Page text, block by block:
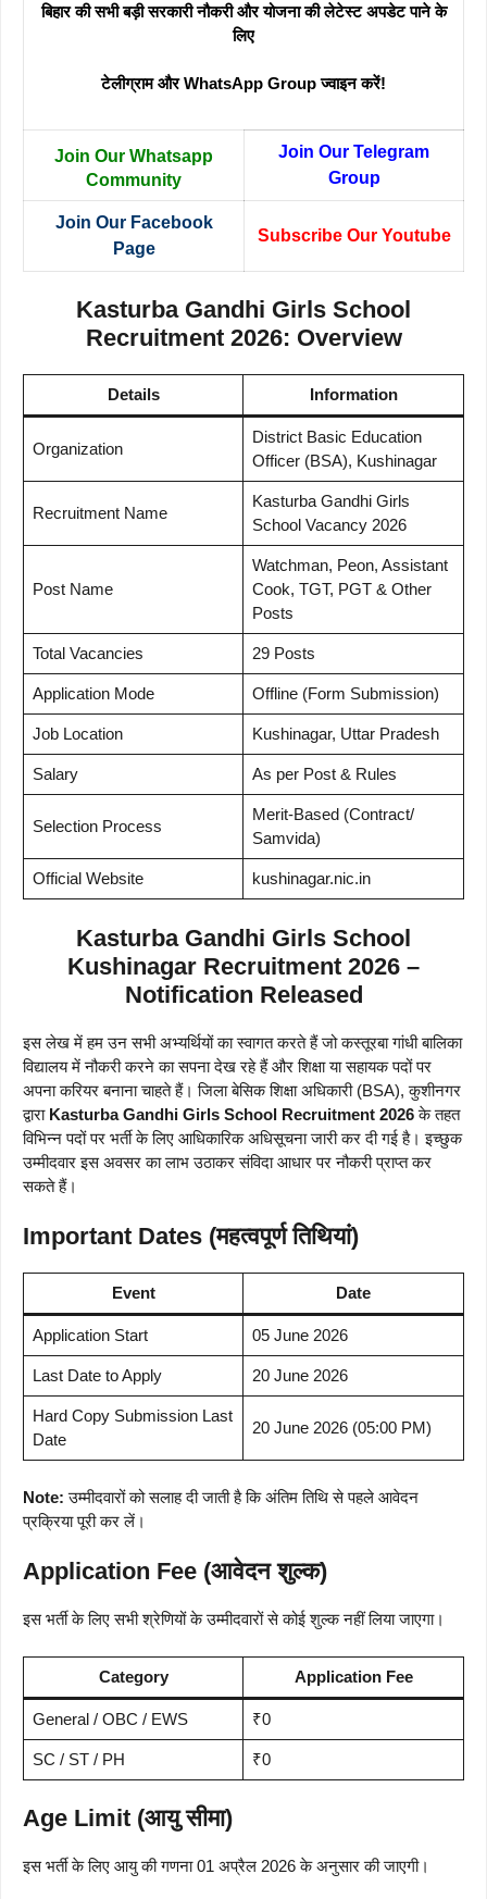
बिहार की सभी बड़ी सरकारी नौकरी और योजना की लेटेस्ट अपडेट पाने के
लिए
टेलीग्राम और WhatsApp Group ज्वाइन करें!
Join Our Whatsapp
Community
Join Our Telegram
Group
Join Our Facebook
Page
Subscribe Our Youtube
Kasturba Gandhi Girls School
Recruitment 2026: Overview
Details Information
Organization
District Basic Education
Officer (BSA), Kushinagar
Recruitment Name
Kasturba Gandhi Girls
School Vacancy 2026
Post Name
Watchman, Peon, Assistant
Cook, TGT, PGT & Other
Posts
Total Vacancies 29 Posts
Application Mode Offline (Form Submission)
Job Location Kushinagar, Uttar Pradesh
Salary As per Post & Rules
Selection Process
Merit-Based (Contract/
Samvida)
Official Website kushinagar.nic.in
Kasturba Gandhi Girls School
Kushinagar Recruitment 2026 –
Notification Released
इस लेख में हम उन सभी अभ्यर्थियों का स्वागत करते हैं जो कस्तूरबा गांधी बालिका
विद्यालय में नौकरी करने का सपना देख रहे हैं और शिक्षा या सहायक पदों पर
अपना करियर बनाना चाहते हैं। जिला बेसिक शिक्षा अधिकारी (BSA), कुशीनगर
द्वारा Kasturba Gandhi Girls School Recruitment 2026के तहत
विभिन्न पदों पर भर्ती के लिए आधिकारिक अधिसूचना जारी कर दी गई है। इच्छुक
उम्मीदवार इस अवसर का लाभ उठाकर संविदा आधार पर नौकरी प्राप्त कर
सकते हैं।
Important Dates (महत्वपूर्ण तिथियां)
Event Date
Application Start 05 June 2026
Last Date to Apply 20 June 2026
Hard Copy Submission Last
Date
20 June 2026 (05:00 PM)
Note: उम्मीदवारों को सलाह दी जाती है कि अंतिम तिथि से पहले आवेदन
प्रक्रिया पूरी कर लें।
Application Fee (आवेदन शुल्क)
इस भर्ती के लिए सभी श्रेणियों के उम्मीदवारों से कोई शुल्क नहीं लिया जाएगा।
Category Application Fee
General / OBC / EWS ₹0
SC / ST / PH ₹0
Age Limit (आयु सीमा)
इस भर्ती के लिए आयु की गणना 01 अप्रैल 2026 के अनुसार की जाएगी।